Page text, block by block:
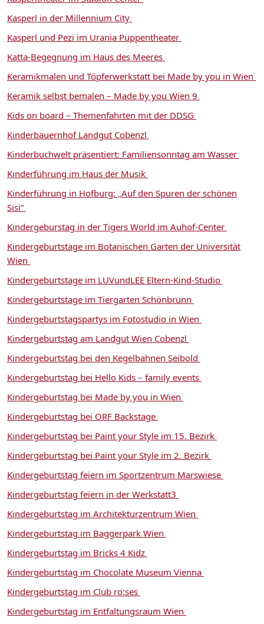
Kasperl in der Millennium City
Kasperl und Pezi im Urania Puppentheater
Katta-Begegnung im Haus des Meeres
Keramikmalen und Töpferwerkstatt bei Made by you in Wien
Keramik selbst bemalen – Made by you Wien 9
Kids on board – Themenfahrten mit der DDSG
Kinderbauernhof Landgut Cobenzl
Kinderbuchwelt präsentiert: Familiensonntag am Wasser
Kinderführung im Haus der Musik
Kinderführung in Hofburg: „Auf den Spuren der schönen
Sisi“
Kindergeburstag in der Tigers World im Auhof-Center
Kindergeburtstage im Botanischen Garten der Universität
Wien
Kindergeburtstage im LUVundLEE Eltern-Kind-Studio
Kindergeburtstage im Tiergarten Schönbrunn
Kindergeburtstagspartys im Fotostudio in Wien
Kindergeburtstag am Landgut Wien Cobenzl
Kindergeburtstag bei den Kegelbahnen Seibold
Kindergeburtstag bei Hello Kids – family events
Kindergeburtstag bei Made by you in Wien
Kindergeburtstag bei ORF Backstage
Kindergeburtstag bei Paint your Style im 15. Bezirk
Kindergeburtstag bei Paint your Style im 2. Bezirk
Kindergeburtstag feiern im Sportzentrum Marswiese
Kindergeburtstag feiern in der Werkstatt3
Kindergeburtstag im Architekturzentrum Wien
Kindergeburtstag im Baggerpark Wien
Kindergeburtstag im Bricks 4 Kidz
Kindergeburtstag im Chocolate Museum Vienna
Kindergeburtstag im Club ro:ses
Kindergeburtstag im Entfaltungsraum Wien